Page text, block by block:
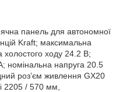
панель для автономної
Kraft; максимальна
холостого ходу 24.2 В;
номінальна напруга 20.5
роз’єм живлення GX20
2205 / 570 мм,